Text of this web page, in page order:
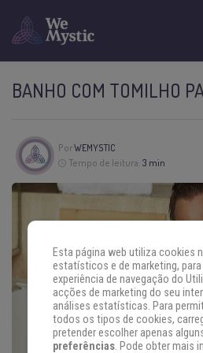
BANHO COM TOMILHO
PorWEMYSTIC
Tempo de leitura: 3 min
Esta página web utiliza cookies
estatísticos e de marketing, para
experiência de navegação do
acções de marketing do seu
análises estatísticas. Para
todos os tipos de cookies,
pretender escolher apenas
preferências. Pode obter mais